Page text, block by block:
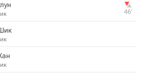
46‎’‎